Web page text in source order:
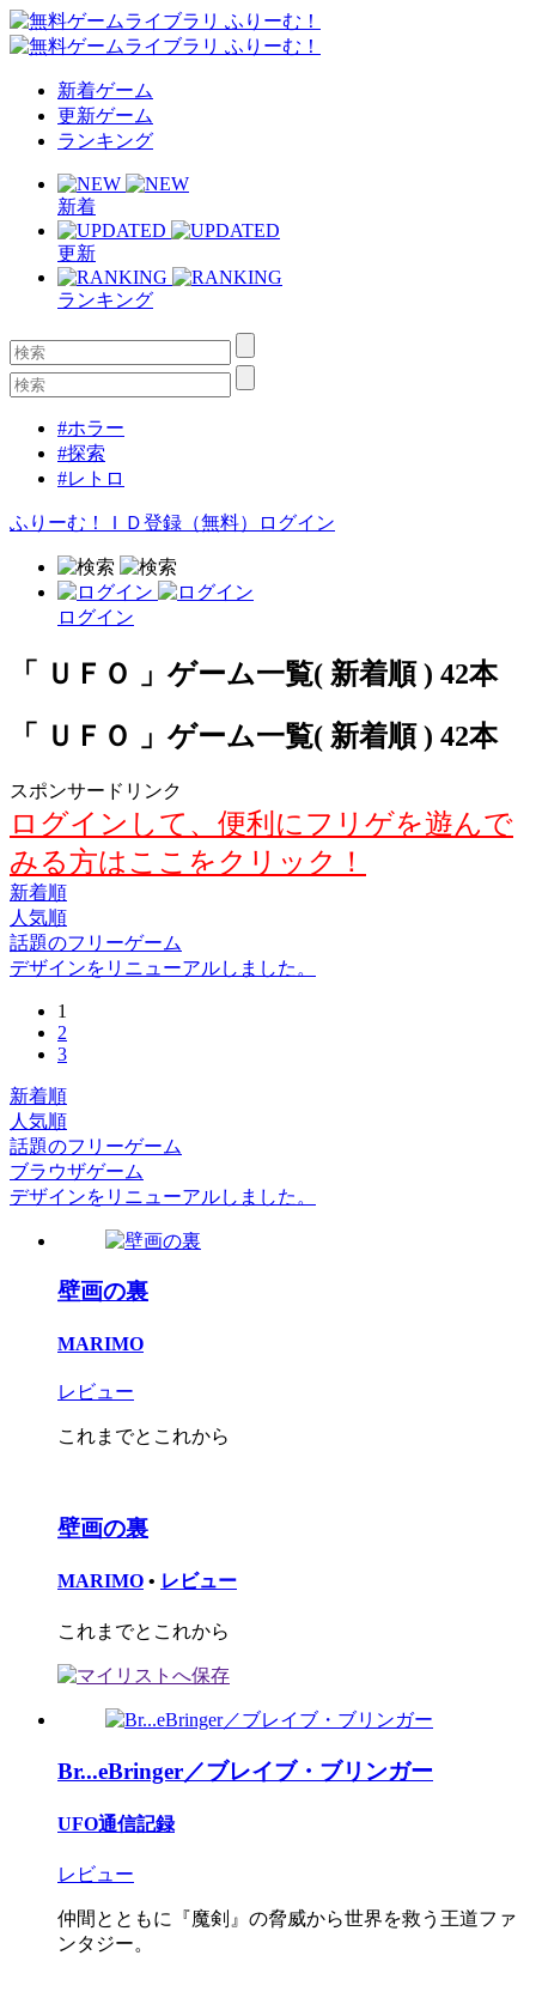
新着ゲーム
更新ゲーム
ランキング
新着
更新
ランキング
#ホラー
#探索
#レトロ
ふりーむ！ＩＤ登録（無料） ログイン
ログイン
「 ＵＦＯ 」ゲーム一覧( 新着順 ) 42本
「 ＵＦＯ 」ゲーム一覧( 新着順 ) 42本
スポンサードリンク
ログインして、便利にフリゲを遊んで
みる方はここをクリック！
新着順
人気順
話題のフリーゲーム
デザインをリニューアルしました。
1
2
3
新着順
人気順
話題のフリーゲーム
ブラウザゲーム
デザインをリニューアルしました。
壁画の裏
MARIMO
レビュー
これまでとこれから
壁画の裏
MARIMO • レビュー
これまでとこれから
Br...eBringer／ブレイブ・ブリンガー
UFO通信記録
レビュー
仲間とともに『魔剣』の脅威から世界を救う王道ファ
ンタジー。